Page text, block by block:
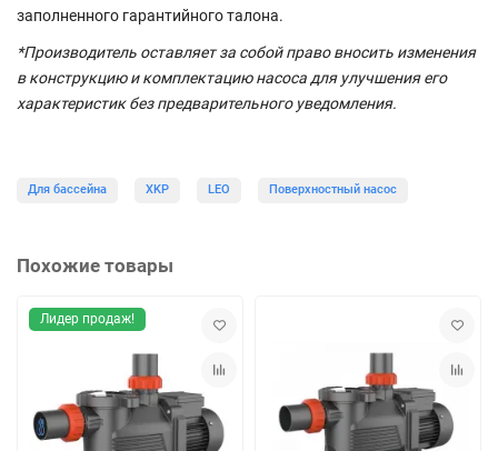
заполненного гарантийного талона.
*Производитель оставляет за собой право вносить изменения
в конструкцию и комплектацию насоса для улучшения его
характеристик без предварительного уведомления.
Для бассейна XKP LEO Поверхностный насос
Похожие товары
Лидер продаж!